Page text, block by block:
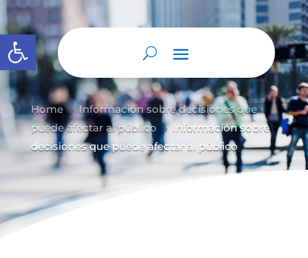
Abrir barra de herramientas
Home 9 Información sobre decisiones que
puede afectar al público 9 Información sobre
decisiones que puede afectar al público